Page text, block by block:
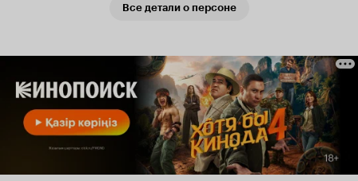
Все детали о персоне